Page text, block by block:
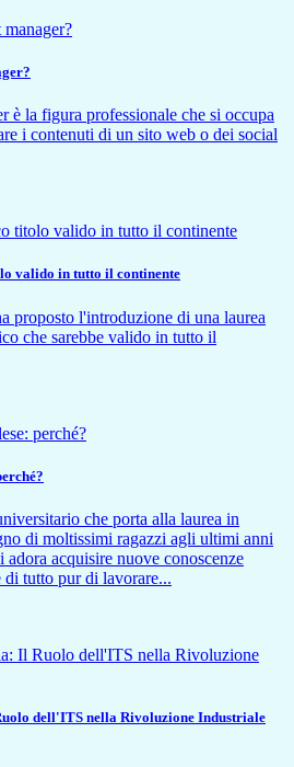
è la figura professionale che si occupa
i contenuti di un sito web o dei social
valido in tutto il continente
proposto l'introduzione di una laurea
che sarebbe valido in tutto il
che porta alla laurea in
di moltissimi ragazzi agli ultimi anni
acquisire nuove conoscenze
tutto pur di lavorare...
dell'ITS nella Rivoluzione Industriale